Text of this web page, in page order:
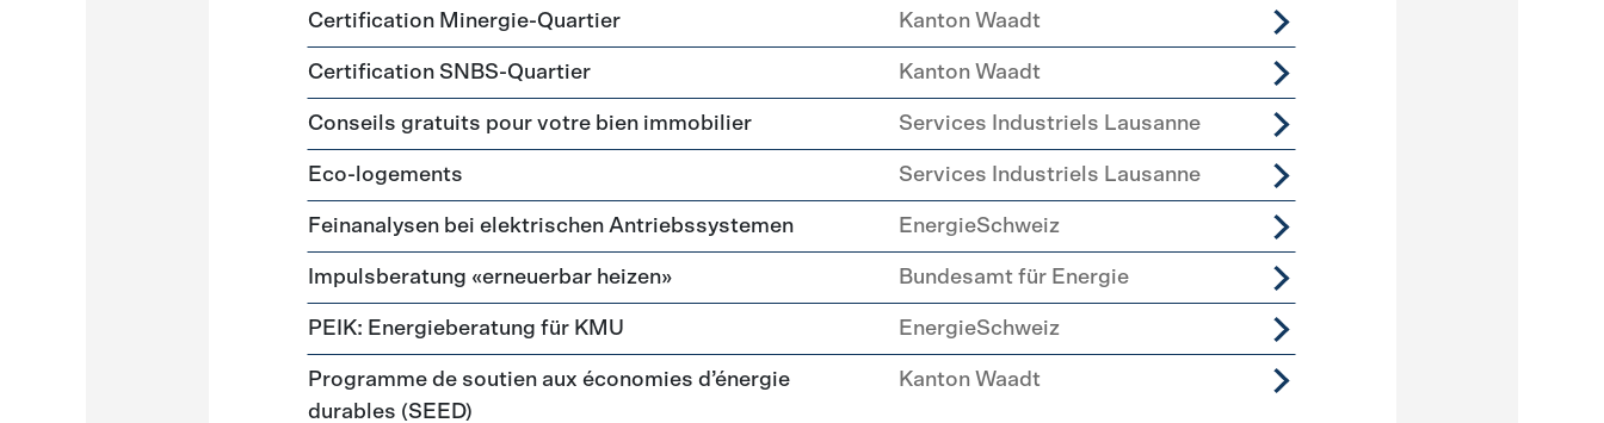
Certification Minergie-Quartier Kanton Waadt
Certification SNBS-Quartier Kanton Waadt
Conseils gratuits pour votre bien immobilier Services Industriels Lausanne
Eco-logements Services Industriels Lausanne
Feinanalysen bei elektrischen Antriebssystemen EnergieSchweiz
Impulsberatung «erneuerbar heizen» Bundesamt für Energie
PEIK: Energieberatung für KMU EnergieSchweiz
Programme de soutien aux économies d’énergie
durables (SEED)
Kanton Waadt